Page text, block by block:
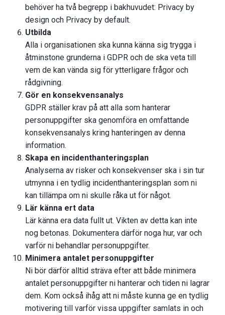
behöver ha två begrepp i bakhuvudet: Privacy by
design och Privacy by default.
Utbilda
Alla i organisationen ska kunna känna sig trygga i
åtminstone grunderna i GDPR och de ska veta till
vem de kan vända sig för ytterligare frågor och
rådgivning.
Gör en konsekvensanalys
GDPR ställer krav på att alla som hanterar
personuppgifter ska genomföra en omfattande
konsekvensanalys kring hanteringen av denna
information.
Skapa en incidenthanteringsplan
Analyserna av risker och konsekvenser ska i sin tur
utmynna i en tydlig incidenthanteringsplan som ni
kan tillämpa om ni skulle råka ut för något.
Lär känna ert data
Lär känna era data fullt ut. Vikten av detta kan inte
nog betonas. Dokumentera därför noga hur, var och
varför ni behandlar personuppgifter.
Minimera antalet personuppgifter
Ni bör därför alltid sträva efter att både minimera
antalet personuppgifter ni hanterar och tiden ni lagrar
dem. Kom också ihåg att ni måste kunna ge en tydlig
motivering till varför vissa uppgifter samlats in och